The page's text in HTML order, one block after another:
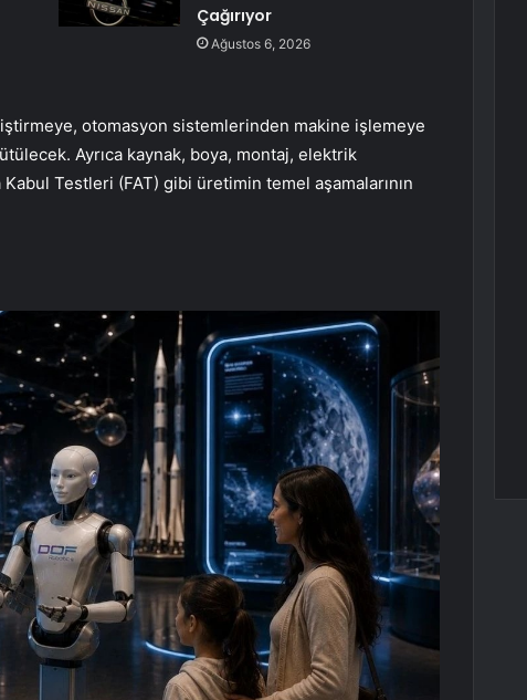
Çağırıyor
Ağustos 6, 2026
otomasyon sistemlerinden makine işlemeye
Ayrıca kaynak, boya, montaj, elektrik
Testleri (FAT) gibi üretimin temel aşamalarının